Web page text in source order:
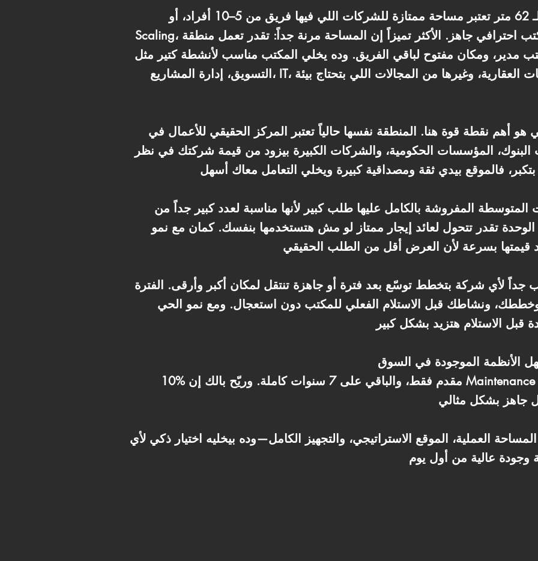
مساحة الـ 62 متر تعتبر مساحة ممتازة للشركات اللي فيها فريق من 5–10 أفراد، أو Startups في مرحلة
Scaling، أو شركات خدمات محتاجة مكتب احترافي جاهز. الأكثر تميزاً إن المساحة مرنة جداً: تقدر تعمل منطقة
مدير، ومكان مفتوح لباقي الفريق. وده يخلي المكتب مناسب لأنشطة كتير مثل
التسويق، إدارة المشاريع، IT، التدريب، الاستشارات، الشركات العقارية، وغيرها من المجالات اللي بتحتاج بيئة
أهم نقطة قوة هنا. المنطقة نفسها حالياً تعتبر المركز الحقيقي للأعمال في
البنوك، المؤسسات الحكومية، والشركات الكبيرة بيزود من قيمة شركتك في نظر
المتوسطة المفروشة بالكامل عليها طلب كبير لأنها مناسبة لعدد كبير جداً من
تقدر تتحول لعائد إيجار ممتاز لو مش هتستخدمها بنفسك. كمان مع نمو
مناسب جداً لأي شركة بتخطط توسّع بعد فترة أو جاهزة تنتقل لمكان أكبر وأرقى. الفترة
ونشاطك قبل الاستلام الفعلي للمكتب دون استعجال. ومع نمو الحي
10% مقدم فقط، والباقي على 7 سنوات كاملة. وريّح بالك إن Maintenance 10% بتغطي خدمات التشغيل
بين المساحة العملية، الموقع الاستراتيجي، والتجهيز الكامل—وده بيخليه اختيار ذكي لأي